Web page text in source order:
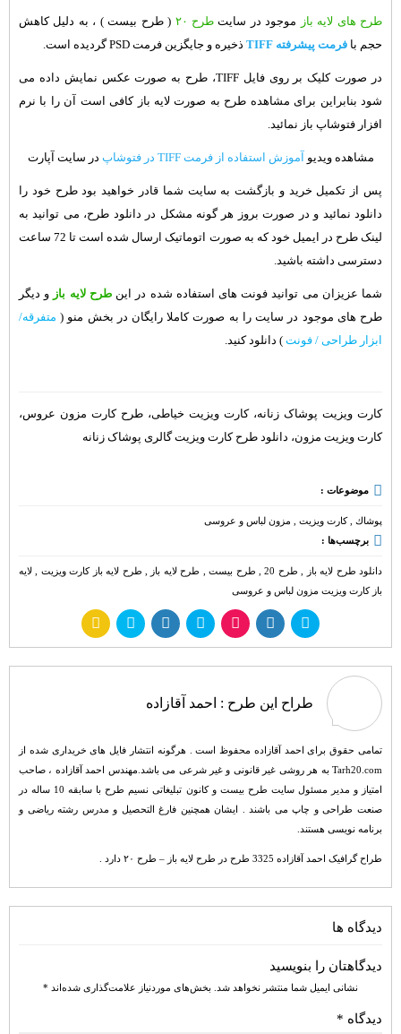
طرح های لایه باز موجود در سایتطرح ۲۰
( طرح بیست ) ، به دلیل کاهش
حجم با فرمت پیشرفته TIFF ذخیره و جایگزین فرمت PSD گردیده است.
در صورت کلیک بر روی فایل TIFF، طرح به صورت عکس نمایش داده می
شود بنابراین برای مشاهده طرح به صورت لایه باز کافی است آن را با نرم
افزار فتوشاپ باز نمائید.
مشاهده ویدیو آموزش استفاده از فرمت TIFF در فتوشاپ در سایت آپارت
پس از تکمیل خرید و بازگشت به سایت شما قادر خواهید بود طرح خود را
دانلود نمائید و در صورت بروز هر گونه مشکل در دانلود طرح، می توانید به
لینک طرح در ایمیل خود که به صورت اتوماتیک ارسال شده است تا 72 ساعت
دسترسی داشته باشید.
شما عزیزان می توانید فونت های استفاده شده در اینطرح لایه باز و دیگر
طرح های موجود در سایت را به صورت کاملا رایگان در بخش منو ( متفرقه/
ابزار طراحی / فونت ) دانلود کنید.
کارت ویزیت پوشاک زنانه، کارت ویزیت خیاطی، طرح کارت مزون عروس،
کارت ویزیت مزون، دانلود طرح کارت ویزیت گالری پوشاک زنانه
موضوعات :
پوشاك ,کارت ویزیت , مزون لباس و عروسی
برچسب‌ها :
دانلود طرح لایه باز , طرح 20 , طرح بیست, طرح لایه باز , طرح لایه باز کارت ویزیت , لایه
باز کارت ویزیت مزون لباس و عروسی
طراح این طرح : احمد آقازاده
تمامی حقوق برای احمد آقازاده محفوظ است . هرگونه انتشار فایل های خریداری شده از
Tarh20.com به هر روشی غیر قانونی و غیر شرعی می باشد.مهندس احمد آقازاده ، صاحب
امتیاز و مدیر مسئول سایت طرح بیست و کانون تبلیغاتی نسیم طرح با سابقه 10 ساله در
صنعت طراحی و چاپ می باشند . ایشان همچنین فارغ التحصیل و مدرس رشته ریاضی و
برنامه نویسی هستند.
طراح گرافیک احمد آقازاده 3325 طرح در طرح لایه باز – طرح ۲۰ دارد .
دیدگاه ها
دیدگاهتان را بنویسید
نشانی ایمیل شما منتشر نخواهد شد. بخش‌های موردنیاز علامت‌گذاری شده‌اند *
دیدگاه *